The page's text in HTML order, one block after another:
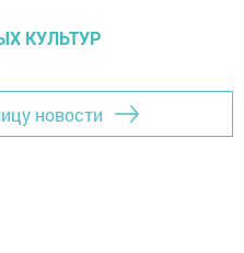
КУЛЬТУР
новости